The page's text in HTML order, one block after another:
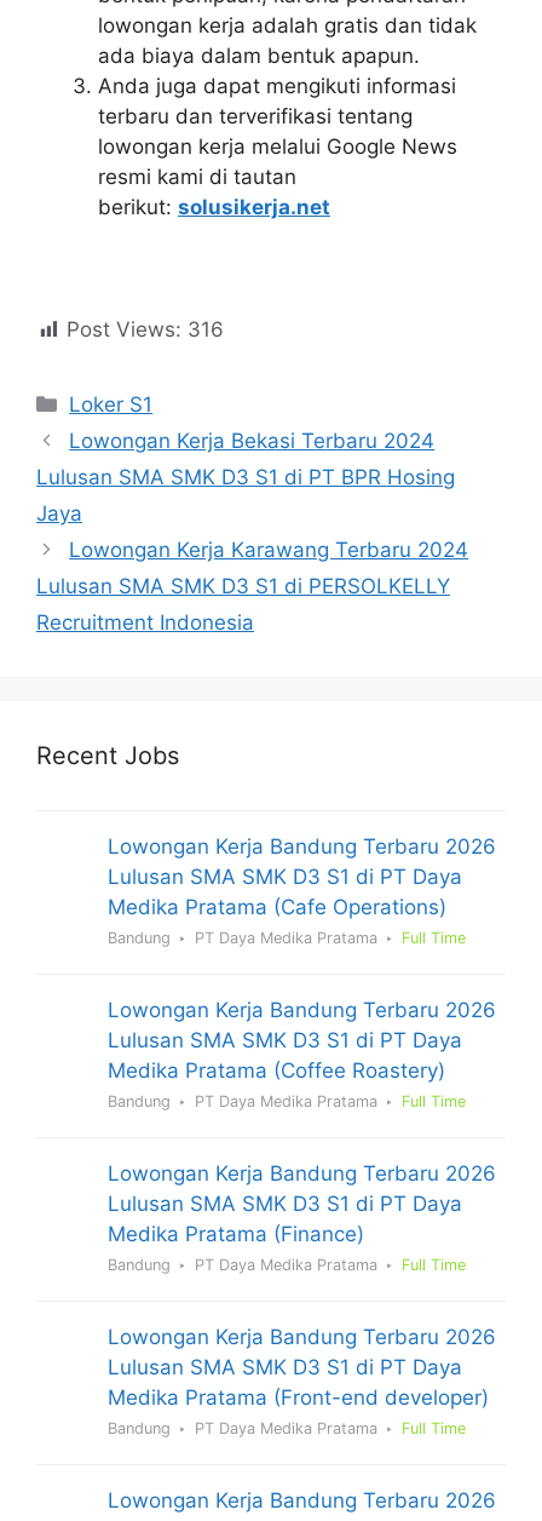
lowongan kerja adalah gratis dan tidak
ada biaya dalam bentuk apapun.
Anda juga dapat mengikuti informasi
terbaru dan terverifikasi tentang
lowongan kerja melalui Google News
resmi kami di tautan
berikut: solusikerja.net
Post Views: 316
Kategori
Loker S1
Lowongan Kerja Bekasi Terbaru 2024
Lulusan SMA SMK D3 S1 di PT BPR Hosing
Jaya
Lowongan Kerja Karawang Terbaru 2024
Lulusan SMA SMK D3 S1 di PERSOLKELLY
Recruitment Indonesia
Recent Jobs
Lowongan Kerja Bandung Terbaru 2026
Lulusan SMA SMK D3 S1 di PT Daya
Medika Pratama (Cafe Operations)
Bandung PT Daya Medika Pratama Full Time
Lowongan Kerja Bandung Terbaru 2026
Lulusan SMA SMK D3 S1 di PT Daya
Medika Pratama (Coffee Roastery)
Bandung PT Daya Medika Pratama Full Time
Lowongan Kerja Bandung Terbaru 2026
Lulusan SMA SMK D3 S1 di PT Daya
Medika Pratama (Finance)
Bandung PT Daya Medika Pratama Full Time
Lowongan Kerja Bandung Terbaru 2026
Lulusan SMA SMK D3 S1 di PT Daya
Medika Pratama (Front-end developer)
Bandung PT Daya Medika Pratama Full Time
Lowongan Kerja Bandung Terbaru 2026